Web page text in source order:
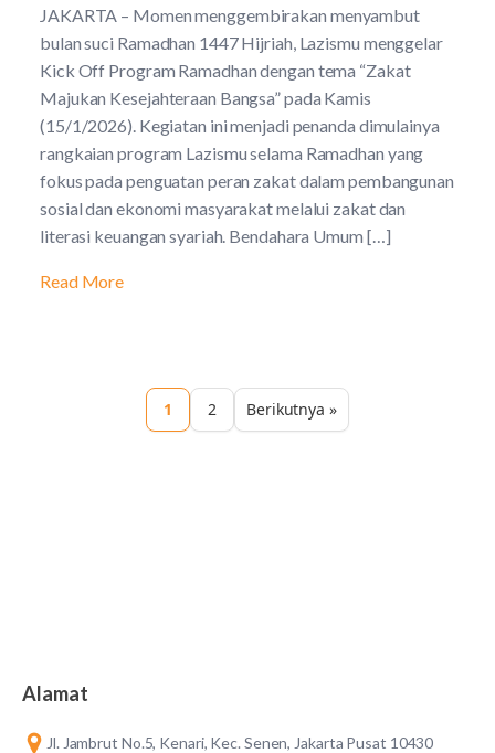
JAKARTA – Momen menggembirakan menyambut
bulan suci Ramadhan 1447 Hijriah, Lazismu menggelar
Kick Off Program Ramadhan dengan tema “Zakat
Majukan Kesejahteraan Bangsa” pada Kamis
(15/1/2026). Kegiatan ini menjadi penanda dimulainya
rangkaian program Lazismu selama Ramadhan yang
fokus pada penguatan peran zakat dalam pembangunan
sosial dan ekonomi masyarakat melalui zakat dan
literasi keuangan syariah. Bendahara Umum […]
Read More
1 2 Berikutnya »
Alamat
Jl. Jambrut No.5, Kenari, Kec. Senen, Jakarta Pusat 10430